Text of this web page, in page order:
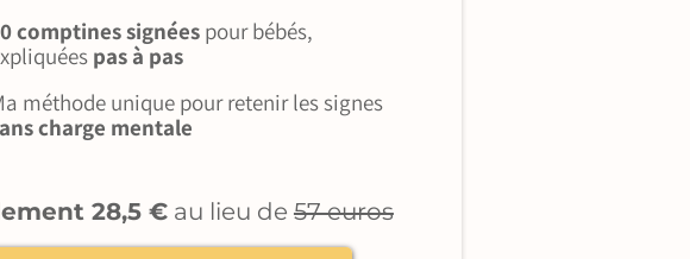
comptines signées pour bébés,
pas à pas
méthode unique pour retenir les signes
charge mentale
28,5 €au lieu de 57 euros